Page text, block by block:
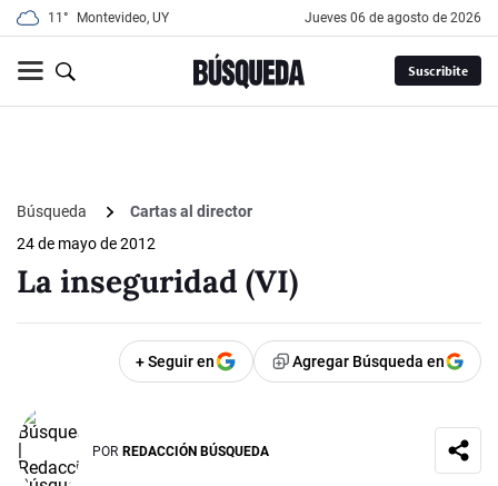
11° Montevideo, UY jueves 06 de agosto de 2026
Suscribite
Búsqueda
Cartas al director
24 de mayo de 2012
La inseguridad (VI)
+ Seguir en Agregar Búsqueda en
POR REDACCIÓN BÚSQUEDA